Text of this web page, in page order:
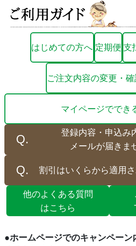
はじめての方へ 定期便 支
ご注文内容の変更・
マイページででき
登録内容・申込み
メールが届きま
割引はいくらから適用
他のよくある質問
はこちら
●ホームページでのキャンペーン